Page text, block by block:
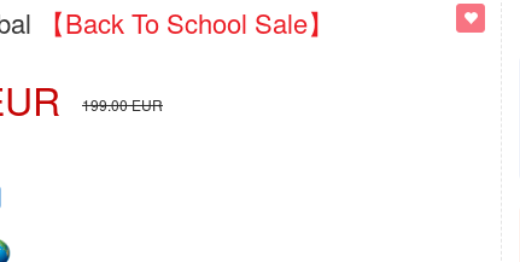
【Back To School Sale】
199.00EUR